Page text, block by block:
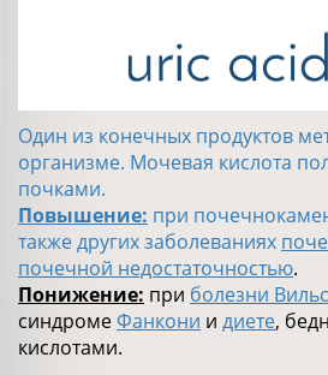
Один из конечных продуктов
организме. Мочевая кислота
почками.
Повышение: при
также других заболеваниях
почечной недостаточностью.
Понижение: при болезни
синдромеФанкони и диете,
кислотами.